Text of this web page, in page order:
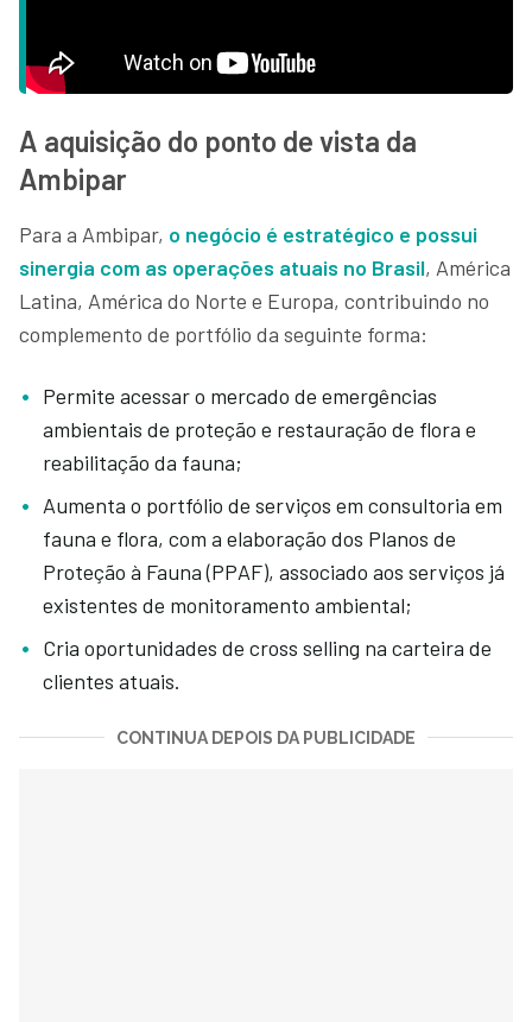
A aquisição do ponto de vista da
Ambipar
Para a Ambipar, o negócio é estratégico e possui
sinergia com as operações atuais no Brasil, América
Latina, América do Norte e Europa, contribuindo no
complemento de portfólio da seguinte forma:
Permite acessar o mercado de emergências
ambientais de proteção e restauração de flora e
reabilitação da fauna;
Aumenta o portfólio de serviços em consultoria em
fauna e flora, com a elaboração dos Planos de
Proteção à Fauna (PPAF), associado aos serviços já
existentes de monitoramento ambiental;
Cria oportunidades de cross selling na carteira de
clientes atuais.
CONTINUA DEPOIS DA PUBLICIDADE